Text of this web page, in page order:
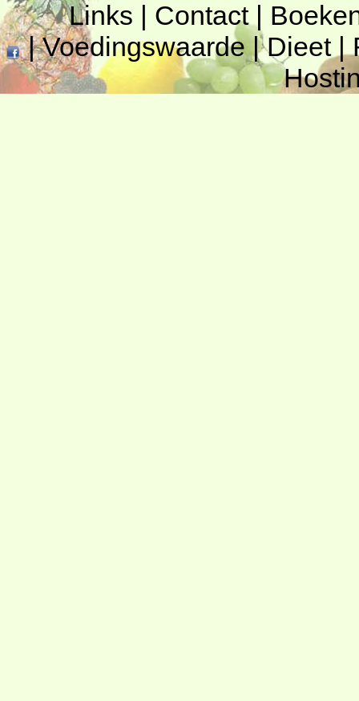
Links | Contact|
|Voedingswaarde|Dieet|